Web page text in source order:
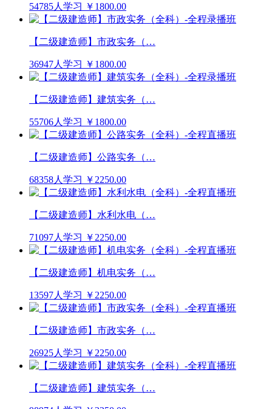
54785人学习 ￥1800.00
【二级建造师】市政实务（…
36947人学习 ￥1800.00
【二级建造师】建筑实务（…
55706人学习 ￥1800.00
【二级建造师】公路实务（…
68358人学习 ￥2250.00
【二级建造师】水利水电（…
71097人学习 ￥2250.00
【二级建造师】机电实务（…
13597人学习 ￥2250.00
【二级建造师】市政实务（…
26925人学习 ￥2250.00
【二级建造师】建筑实务（…